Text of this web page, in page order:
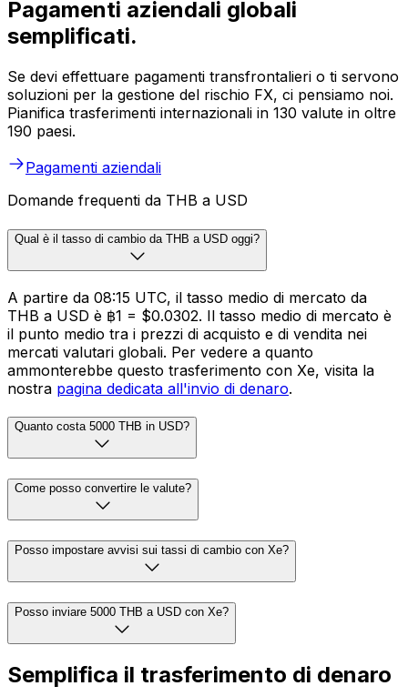
Pagamenti aziendali globali
semplificati.
Se devi effettuare pagamenti transfrontalieri o ti servono
soluzioni per la gestione del rischio FX, ci pensiamo noi.
Pianifica trasferimenti internazionali in 130 valute in oltre
190 paesi.
Pagamenti aziendali
Domande frequenti da THB a USD
Qual è il tasso di cambio da THB a USD oggi?
A partire da 08:15 UTC, il tasso medio di mercato da
THB a USD è ฿1 = $0.0302. Il tasso medio di mercato è
il punto medio tra i prezzi di acquisto e di vendita nei
mercati valutari globali. Per vedere a quanto
ammonterebbe questo trasferimento con Xe, visita la
nostra pagina dedicata all'invio di denaro.
Quanto costa 5000 THB in USD?
Come posso convertire le valute?
Posso impostare avvisi sui tassi di cambio con Xe?
Posso inviare 5000 THB a USD con Xe?
Semplifica il trasferimento di denaro